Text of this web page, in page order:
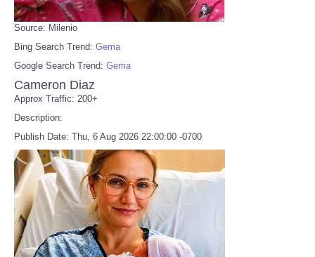
Source: Milenio
Bing Search Trend: Gema
Google Search Trend: Gema
Cameron Diaz
Approx Traffic: 200+
Description:
Publish Date: Thu, 6 Aug 2026 22:00:00 -0700